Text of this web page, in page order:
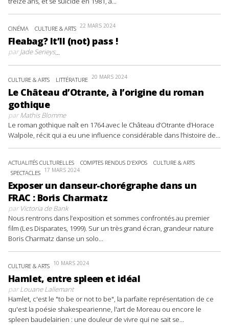
CINÉMA CULTURE & ARTS 22 MARS 2024
Fleabag? It’ll (not) pass !
parJade Serieys...
CULTURE & ARTS LITTÉRATURE 20 MARS 2024
Le Château d’Otrante, à l’origine du roman
gothique
parMathis Blomme
Le roman gothique naît en 1764 avec le Château d’Otrante d’Horace
Walpole, récit qui a eu une influence considérable dans l’histoire de...
ACTUALITÉS CULTURELLES COMPTES RENDUS D'EXPOS
CULTURE & ARTS
SPECTACLES 17 MARS 2024
Exposer un danseur-chorégraphe dans un
FRAC : Boris Charmatz
parVictoria de Bank
Nous rentrons dans l’exposition et sommes confrontés au premier
film (Les Disparates, 1999). Sur un très grand écran, grandeur nature
Boris Charmatz danse un solo...
CULTURE & ARTS 10 MARS 2024
Hamlet, entre spleen et idéal
parLouane Lallemant
Hamlet, c'est le "to be or not to be", la parfaite représentation de ce
qu'est la poésie shakespearienne, l'art de Moreau ou encore le
spleen baudelairien : une douleur de vivre qui ne sait se...